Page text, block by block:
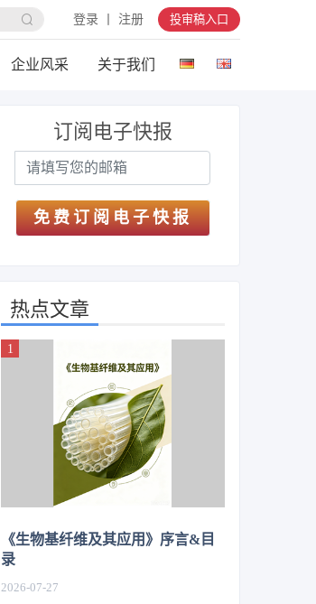
登录 丨 注册 投审稿入口
企业风采 关于我们
订阅电子快报
免费订阅电子快报
热点文章
《生物基纤维及其应用》序言&目
录
2026-07-27